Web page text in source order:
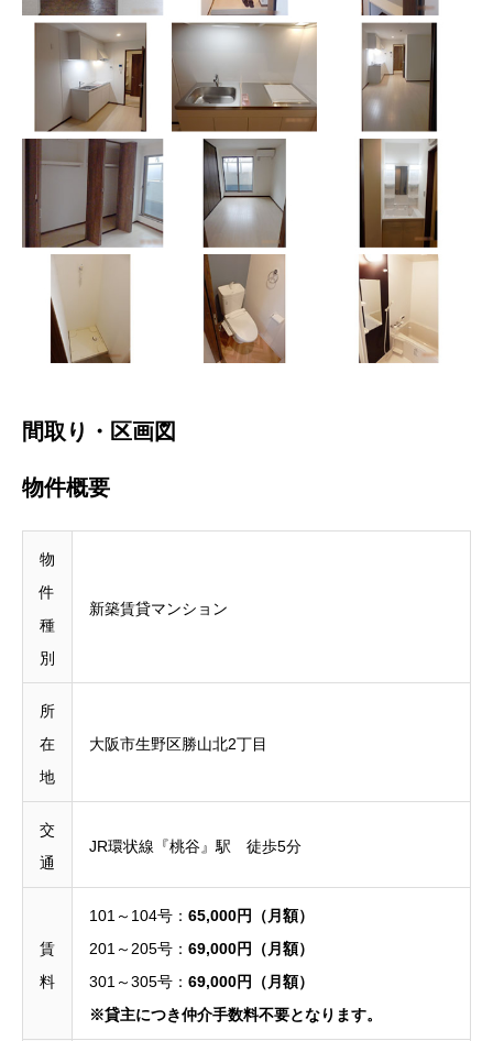
間取り・区画図
物件概要
物
件
種
別
新築賃貸マンション
所
在
地
大阪市生野区勝山北2丁目
交
通
JR環状線『桃谷』駅 徒歩5分
賃
料
101～104号： 65,000円（月額）
201～205号： 69,000円（月額）
301～305号： 69,000円（月額）
※貸主につき仲介手数料不要となります。